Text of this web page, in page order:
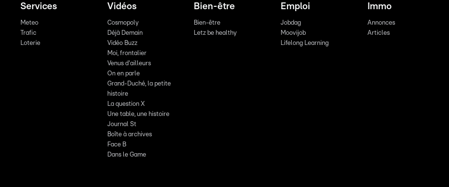
Services
Meteo
Trafic
Loterie
Vidéos
Cosmopoly
Déjà Demain
Vidéo Buzz
Moi, frontalier
Venus d'ailleurs
On en parle
Grand-Duché, la petite
histoire
La question X
Une table, une histoire
Journal St
Boîte à archives
Face B
Dans le Game
Bien-être
Bien-être
Letz be healthy
Emploi
Jobdag
Moovijob
Lifelong Learning
Immo
Annonces
Articles